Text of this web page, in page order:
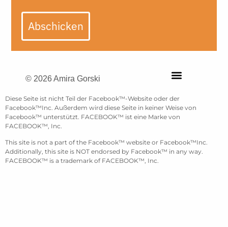
Abschicken
© 2026 Amira Gorski
Diese Seite ist nicht Teil der Facebook™-Website oder der
Facebook™Inc. Außerdem wird diese Seite in keiner Weise von
Facebook™ unterstützt. FACEBOOK™ ist eine Marke von
FACEBOOK™, Inc.
This site is not a part of the Facebook™ website or Facebook™Inc.
Additionally, this site is NOT endorsed by Facebook™ in any way.
FACEBOOK™ is a trademark of FACEBOOK™, Inc.